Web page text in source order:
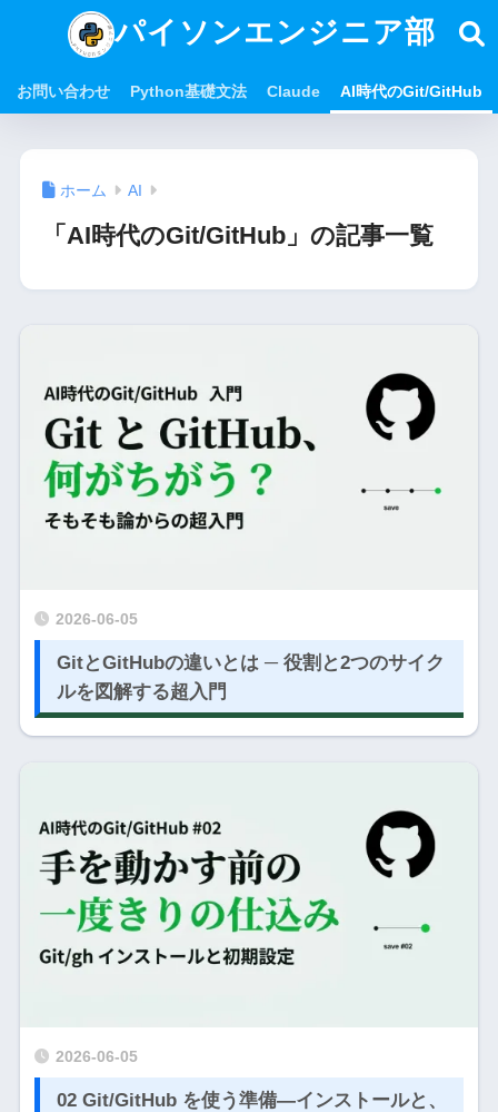
パイソンエンジニア部
お問い合わせ Python基礎文法 Claude AI時代のGit/GitHub
ホーム AI
「AI時代のGit/GitHub」の記事一覧
2026-06-05
GitとGitHubの違いとは ─ 役割と2つのサイク
ルを図解する超入門
2026-06-05
02 Git/GitHub を使う準備―インストールと、